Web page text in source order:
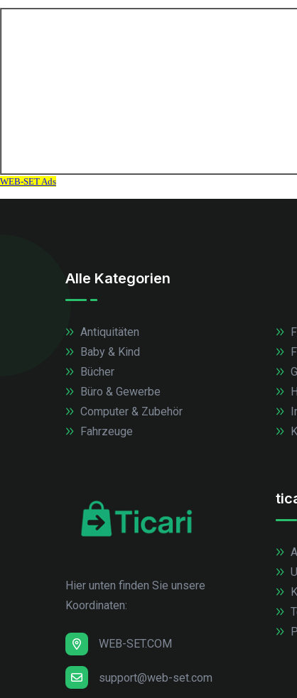
Alle Kategorien
Antiquitäten
Baby & Kind
Bücher
Büro & Gewerbe
Computer & Zubehör
Fahrzeuge
Hier unten finden Sie unsere
Koordinaten:
WEB-SET.COM
support@web-set.com